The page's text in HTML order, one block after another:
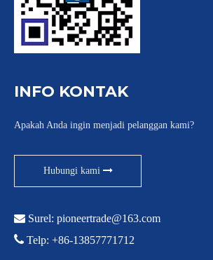
INFO KONTAK
Apakah Anda ingin menjadi pelanggan kami?
Hubungi kami
 Surel: pioneertrade@163.com
 Telp: +86-13857771712